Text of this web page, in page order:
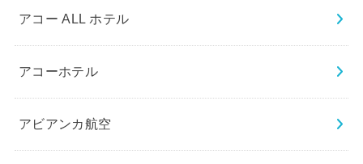
アコー ALL ホテル
アコーホテル
アビアンカ航空